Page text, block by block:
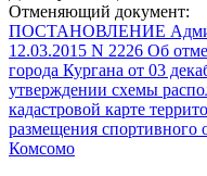
Отменяющий документ:
ПОСТАНОВЛЕНИЕ
12.03.2015 N 2226 Об
города Кургана от 03
утверждении схемы
кадастровой карте
размещения спортивного
Комсомо